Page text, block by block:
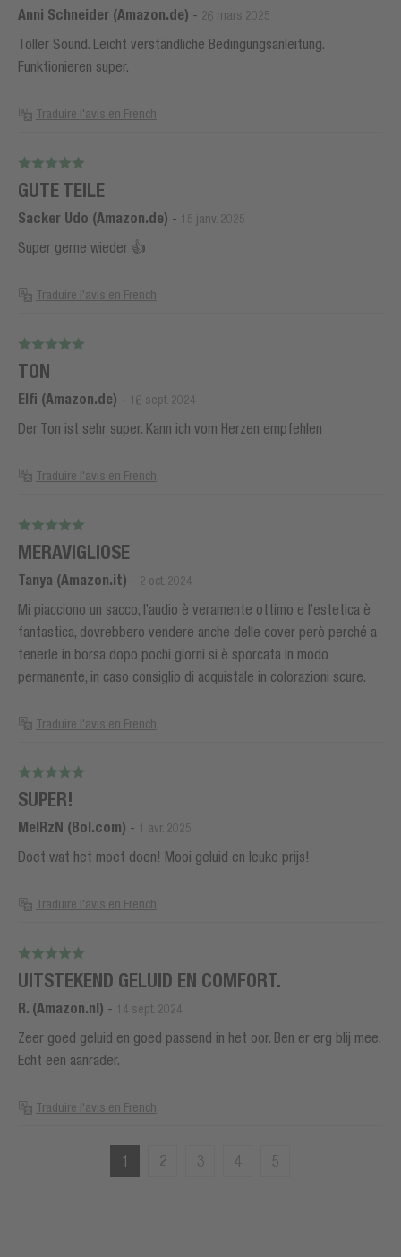
Anni Schneider (Amazon.de) - 26 mars 2025
Toller Sound. Leicht verständliche Bedingungsanleitung.
Funktionieren super.
Traduire l'avis en French
GUTE TEILE
Sacker Udo (Amazon.de) - 15 janv. 2025
Super gerne wieder 👍
Traduire l'avis en French
TON
Elfi (Amazon.de) - 16 sept. 2024
Der Ton ist sehr super. Kann ich vom Herzen empfehlen
Traduire l'avis en French
MERAVIGLIOSE
Tanya (Amazon.it) - 2 oct. 2024
Mi piacciono un sacco, l’audio è veramente ottimo e l’estetica è
fantastica, dovrebbero vendere anche delle cover però perché a
tenerle in borsa dopo pochi giorni si è sporcata in modo
permanente, in caso consiglio di acquistale in colorazioni scure.
Traduire l'avis en French
SUPER!
MelRzN (Bol.com) - 1 avr. 2025
Doet wat het moet doen! Mooi geluid en leuke prijs!
Traduire l'avis en French
UITSTEKEND GELUID EN COMFORT.
R. (Amazon.nl) - 14 sept. 2024
Zeer goed geluid en goed passend in het oor. Ben er erg blij mee.
Echt een aanrader.
Traduire l'avis en French
1 2 3 4 5